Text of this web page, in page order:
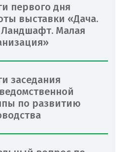
первого дня
выставки «Дача.
Ландшафт. Малая
заседания
по развитию